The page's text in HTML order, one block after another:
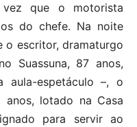
que o motorista
do chefe. Na noite
o escritor, dramaturgo
Suassuna, 87 anos,
aula-espetáculo –, o
anos, lotado na Casa
para servir ao